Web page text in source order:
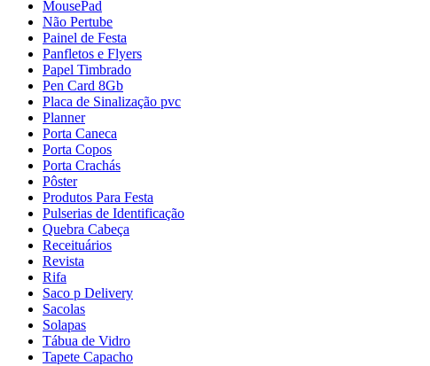
MousePad
Não Pertube
Painel de Festa
Panfletos e Flyers
Papel Timbrado
Pen Card 8Gb
Placa de Sinalização pvc
Planner
Porta Caneca
Porta Copos
Porta Crachás
Pôster
Produtos Para Festa
Pulserias de Identificação
Quebra Cabeça
Receituários
Revista
Rifa
Saco p Delivery
Sacolas
Solapas
Tábua de Vidro
Tapete Capacho